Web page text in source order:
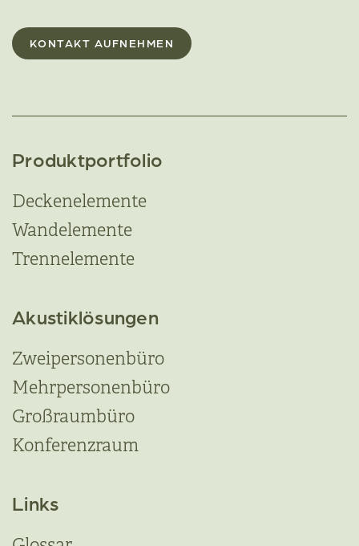
KONTAKT AUFNEHMEN
Produktportfolio
Deckenelemente
Wandelemente
Trennelemente
Akustiklösungen
Zweipersonenbüro
Mehrpersonenbüro
Großraumbüro
Konferenzraum
Links